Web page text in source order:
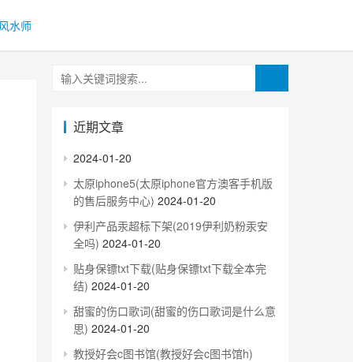
水师
近期文章
2024-01-20
太原iphone5(太原iphone官方澳客手机版
的售后服务中心) 2024-01-20
伊利产品汞超标下架(2019伊利奶粉汞安
全吗) 2024-01-20
贴身保镖txt下载(贴身保镖txt下载全本完
结) 2024-01-20
甜蜜的伤口歌词(甜蜜的伤口歌词是什么意
思) 2024-01-20
教授好会c图书馆(教授好会c图书馆h)